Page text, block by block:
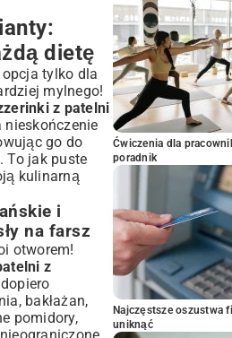
dietę
tylko dla
mylnego!
z patelni
go do
To jak puste
kulinarną
i
na farsz
otworem!
z
bakłażan,
pomidory,
Ćwiczenia dla
poradnik
Najczęstsze oszustwa
uniknąć